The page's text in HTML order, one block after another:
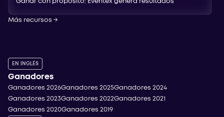
Ganar con propósito: Eventex genera resultados
Más recursos →
EN INGLÉS
Ganadores
Ganadores 2026Ganadores 2025Ganadores 2024
Ganadores 2023Ganadores 2022Ganadores 2021
Ganadores 2020Ganadores 2019